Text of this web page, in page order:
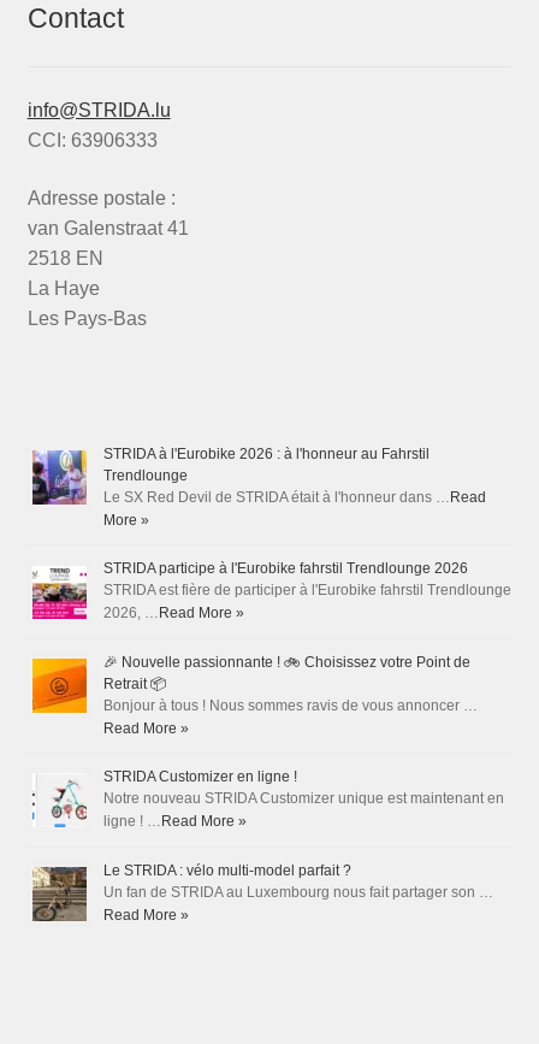
Contact
info@STRIDA.lu
CCI: 63906333
Adresse postale :
van Galenstraat 41
2518 EN
La Haye
Les Pays-Bas
STRIDA à l'Eurobike 2026 : à l'honneur au Fahrstil
Trendlounge
Le SX Red Devil de STRIDA était à l'honneur dans … Read
More »
STRIDA participe à l'Eurobike fahrstil Trendlounge 2026
STRIDA est fière de participer à l'Eurobike fahrstil Trendlounge
2026, … Read More »
🎉 Nouvelle passionnante ! 🚲 Choisissez votre Point de
Retrait 📦
Bonjour à tous ! Nous sommes ravis de vous annoncer …
Read More »
STRIDA Customizer en ligne !
Notre nouveau STRIDA Customizer unique est maintenant en
ligne ! … Read More »
Le STRIDA : vélo multi-model parfait ?
Un fan de STRIDA au Luxembourg nous fait partager son …
Read More »